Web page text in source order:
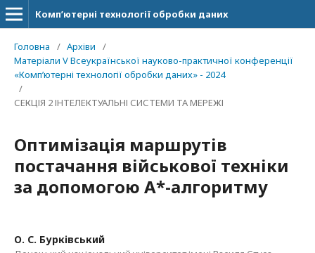
Комп’ютерні технології обробки даних
Головна / Архіви
/
Матеріали V Всеукраїнської науково-практичної конференції
«Комп’ютерні технології обробки даних» - 2024
/
СЕКЦІЯ 2 ІНТЕЛЕКТУАЛЬНІ СИСТЕМИ ТА МЕРЕЖІ
Оптимізація маршрутів
постачання військової техніки
за допомогою А*-алгоритму
О. С. Бурківський